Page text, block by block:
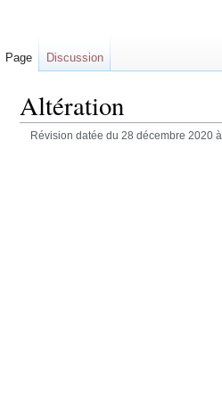
Altération
Révision datée du 28 décembre 2020
Page Discussion